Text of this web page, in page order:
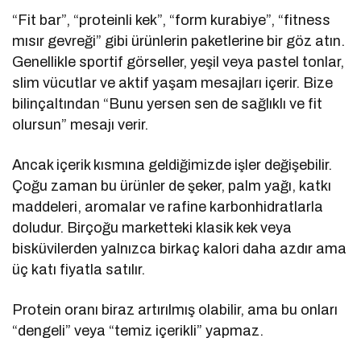
“Fit bar”, “proteinli kek”, “form kurabiye”, “fitness
mısır gevreği” gibi ürünlerin paketlerine bir göz atın.
Genellikle sportif görseller, yeşil veya pastel tonlar,
slim vücutlar ve aktif yaşam mesajları içerir. Bize
bilinçaltından “Bunu yersen sen de sağlıklı ve fit
olursun” mesajı verir.
Ancak içerik kısmına geldiğimizde işler değişebilir.
Çoğu zaman bu ürünler de şeker, palm yağı, katkı
maddeleri, aromalar ve rafine karbonhidratlarla
doludur. Birçoğu marketteki klasik kek veya
bisküvilerden yalnızca birkaç kalori daha azdır ama
üç katı fiyatla satılır.
Protein oranı biraz artırılmış olabilir, ama bu onları
“dengeli” veya “temiz içerikli” yapmaz.